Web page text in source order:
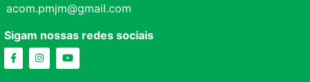
acom.pmjm@gmail.com
Sigam nossas redes sociais